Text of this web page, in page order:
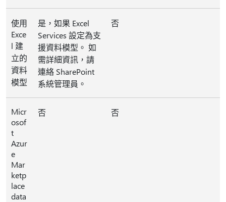
使用
Exce
l 建
立的
資料
模型
是，如果 Excel
Services 設定為支
援資料模型。 如
需詳細資訊，請
連絡 SharePoint
系統管理員。
否
Micr
osof
t
Azur
e
Mar
ketp
lace
data
否 否